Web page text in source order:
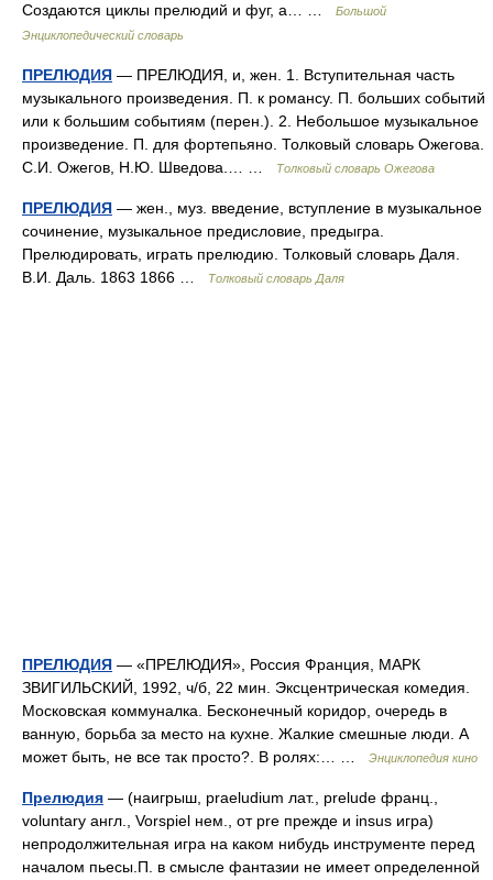
Создаются циклы прелюдий и фуг, а… …
Большой
Энциклопедический словарь
ПРЕЛЮДИЯ — ПРЕЛЮДИЯ, и, жен. 1. Вступительная часть
музыкального произведения. П. к романсу. П. больших событий
или к большим событиям (перен.). 2. Небольшое музыкальное
произведение. П. для фортепьяно. Толковый словарь Ожегова.
С.И. Ожегов, Н.Ю. Шведова.… …
Толковый словарь Ожегова
ПРЕЛЮДИЯ — жен., муз. введение, вступление в музыкальное
сочинение, музыкальное предисловие, предыгра.
Прелюдировать, играть прелюдию. Толковый словарь Даля.
В.И. Даль. 1863 1866 …
Толковый словарь Даля
ПРЕЛЮДИЯ — «ПРЕЛЮДИЯ», Россия Франция, МАРК
ЗВИГИЛЬСКИЙ, 1992, ч/б, 22 мин. Эксцентрическая комедия.
Московская коммуналка. Бесконечный коридор, очередь в
ванную, борьба за место на кухне. Жалкие смешные люди. А
может быть, не все так просто?. В ролях:… …
Энциклопедия кино
Прелюдия — (наигрыш, praeludium лат., prelude франц.,
voluntary англ., Vorspiel нем., от pre прежде и insus игра)
непродолжительная игра на каком нибудь инструменте перед
началом пьесы.П. в смысле фантазии не имеет определенной